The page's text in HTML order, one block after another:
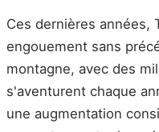
Ces dernières années,
engouement sans
montagne, avec des
s'aventurent chaque
une augmentation